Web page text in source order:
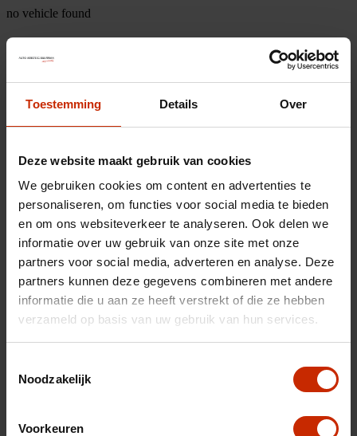
Toestemming Details Over
Deze website maakt gebruik van cookies
We gebruiken cookies om content en advertenties te
personaliseren, om functies voor social media te bieden
en om ons websiteverkeer te analyseren. Ook delen we
informatie over uw gebruik van onze site met onze
partners voor social media, adverteren en analyse. Deze
partners kunnen deze gegevens combineren met andere
informatie die u aan ze heeft verstrekt of die ze hebben
verzameld op basis van uw gebruik van hun services.
Noodzakelijk
Voorkeuren
no vehicle found